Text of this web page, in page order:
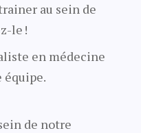
au sein de
le !
en médecine
équipe.
de notre